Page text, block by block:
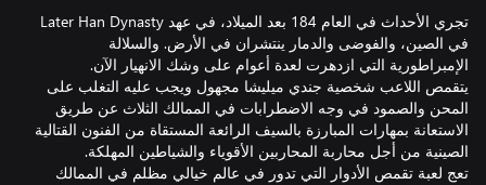
تجري الأحداث في العام 184 بعد الميلاد، في عهد Later Han Dynasty
في الصين، والفوضى والدمار ينتشران في الأرض. والسلالة
يتقمص اللاعب شخصية جندي ميليشا مجهول ويجب عليه التغلب على
المحن والصمود في وجه الاضطرابات في الممالك الثلاث عن طريق
الاستعانة بمهارات المبارزة بالسيف الرائعة المستقاة من الفنون القتالية
تعج لعبة تقمص الأدوار التي تدور في عالم خيالي مظلم في الممالك